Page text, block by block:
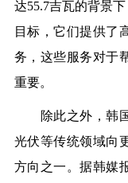
达55.7吉瓦的背景
目标，它们提供了
务，这些服务对于
重要。
除此之外，韩国
光伏等传统领域向
方向之一。据韩媒